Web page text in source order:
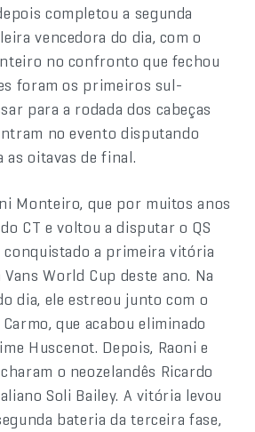
completou a segunda
vencedora do dia, com o
no confronto que fechou
foram os primeiros sul-
para a rodada dos cabeças
no evento disputando
as oitavas de final.
Monteiro, que por muitos anos
CT e voltou a disputar o QS
conquistado a primeira vitória
World Cup deste ano. Na
dia, ele estreou junto com o
que acabou eliminado
Huscenot. Depois, Raoni e
o neozelandês Ricardo
Soli Bailey. A vitória levou
bateria da terceira fase,